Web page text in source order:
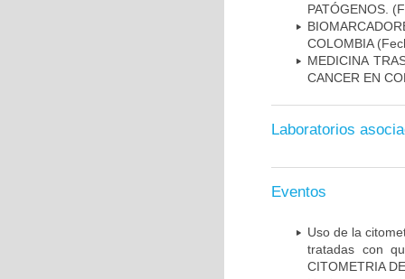
PATÓGENOS.
COLOMBIA
MEDICINA
CANCER EN
Laboratorios
Eventos
Uso de la
tratadas con
CITOMETRIA